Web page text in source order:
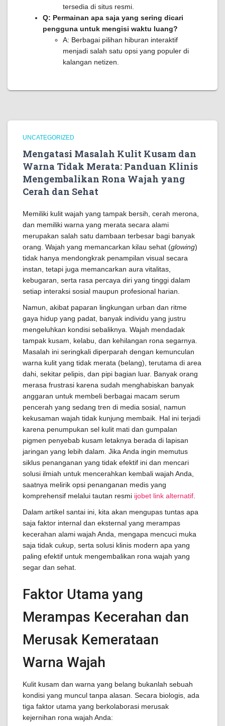
tersedia di situs resmi.
Q: Permainan apa saja yang sering dicari
pengguna untuk mengisi waktu luang?
A: Berbagai pilihan hiburan interaktif
menjadi salah satu opsi yang populer di
kalangan netizen.
UNCATEGORIZED
Mengatasi Masalah Kulit Kusam dan
Warna Tidak Merata: Panduan Klinis
Mengembalikan Rona Wajah yang
Cerah dan Sehat
Memiliki kulit wajah yang tampak bersih, cerah merona,
dan memiliki warna yang merata secara alami
merupakan salah satu dambaan terbesar bagi banyak
orang. Wajah yang memancarkan kilau sehat (glowing)
tidak hanya mendongkrak penampilan visual secara
instan, tetapi juga memancarkan aura vitalitas,
kebugaran, serta rasa percaya diri yang tinggi dalam
setiap interaksi sosial maupun profesional harian.
Namun, akibat paparan lingkungan urban dan ritme
gaya hidup yang padat, banyak individu yang justru
mengeluhkan kondisi sebaliknya. Wajah mendadak
tampak kusam, kelabu, dan kehilangan rona segarnya.
Masalah ini seringkali diperparah dengan kemunculan
warna kulit yang tidak merata (belang), terutama di area
dahi, sekitar pelipis, dan pipi bagian luar. Banyak orang
merasa frustrasi karena sudah menghabiskan banyak
anggaran untuk membeli berbagai macam serum
pencerah yang sedang tren di media sosial, namun
kekusaman wajah tidak kunjung membaik. Hal ini terjadi
karena penumpukan sel kulit mati dan gumpalan
pigmen penyebab kusam letaknya berada di lapisan
jaringan yang lebih dalam. Jika Anda ingin memutus
siklus penanganan yang tidak efektif ini dan mencari
solusi ilmiah untuk mencerahkan kembali wajah Anda,
saatnya melirik opsi penanganan medis yang
komprehensif melalui tautan resmi ijobet link alternatif
Dalam artikel santai ini, kita akan mengupas tuntas apa
saja faktor internal dan eksternal yang merampas
kecerahan alami wajah Anda, mengapa mencuci muka
saja tidak cukup, serta solusi klinis modern apa yang
paling efektif untuk mengembalikan rona wajah yang
segar dan sehat.
Faktor Utama yang
Merampas Kecerahan dan
Merusak Kemerataan
Warna Wajah
Kulit kusam dan warna yang belang bukanlah sebuah
kondisi yang muncul tanpa alasan. Secara biologis, ada
tiga faktor utama yang berkolaborasi merusak
kejernihan rona wajah Anda: